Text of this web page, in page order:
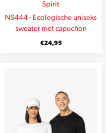
Spirit
NS444 - Ecologische uniseks
sweater met capuchon
€24,95